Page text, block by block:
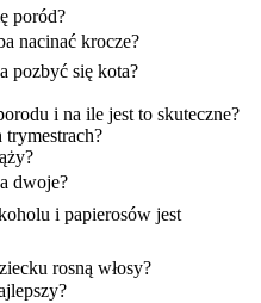
poród?
nacinać krocze?
pozbyć się kota?
i na ile jest to skuteczne?
dwoje?
i papierosów jest
rosną włosy?